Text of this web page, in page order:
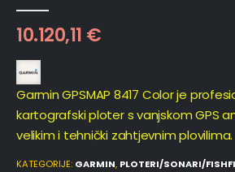
10.120,11 €
Garmin GPSMAP 8417 Color je
kartografski ploter s vanjskom GPS
velikim i tehnički zahtjevnim plovilima.
KATEGORIJE: GARMIN, PLOTERI/SONARI/